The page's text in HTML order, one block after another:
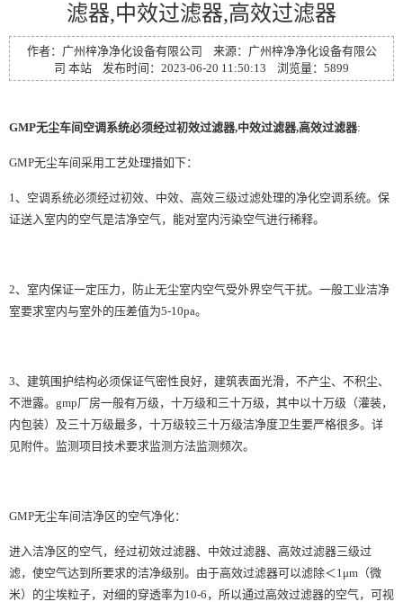
滤器,中效过滤器,高效过滤器
作者：广州梓净净化设备有限公司 来源：广州梓净净化设备有限公
司 本站 发布时间：2023-06-20 11:50:13 浏览量：5899
GMP无尘车间空调系统必须经过初效过滤器,中效过滤器,高效过滤器:
GMP无尘车间采用工艺处理措如下：
1、空调系统必须经过初效、中效、高效三级过滤处理的净化空调系统。保
证送入室内的空气是洁净空气，能对室内污染空气进行稀释。
2、室内保证一定压力，防止无尘室内空气受外界空气干扰。一般工业洁净
室要求室内与室外的压差值为5-10pa。
3、建筑围护结构必须保证气密性良好，建筑表面光滑，不产尘、不积尘、
不泄露。gmp厂房一般有万级，十万级和三十万级，其中以十万级（灌装，
内包装）及三十万级最多，十万级较三十万级洁净度卫生要严格很多。详
见附件。监测项目技术要求监测方法监测频次。
GMP无尘车间洁净区的空气净化：
进入洁净区的空气，经过初效过滤器、 中效过滤器、 高效过滤器三级过
滤，使空气达到所要求的洁净级别。由于高效过滤器可以滤除＜1μm（微
米）的尘埃粒子，对细的穿透率为10-6，所以通过高效过滤器的空气，可视